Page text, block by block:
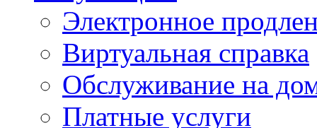
Электронное
Виртуальная справка
Обслуживание на
Платные услуги